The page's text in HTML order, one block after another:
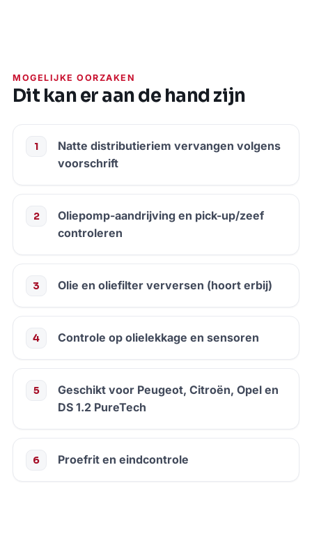
MOGELIJKE OORZAKEN
Dit kan er aan de hand zijn
Natte distributieriem vervangen volgens
voorschrift
Oliepomp-aandrijving en pick-up/zeef
controleren
Olie en oliefilter verversen (hoort erbij)
Controle op olielekkage en sensoren
Geschikt voor Peugeot, Citroën, Opel en
DS 1.2 PureTech
Proefrit en eindcontrole